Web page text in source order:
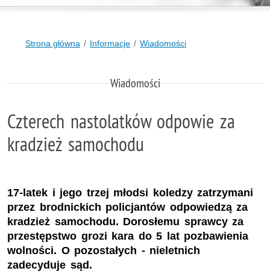
Strona główna Informacje Wiadomości
Wiadomości
Czterech nastolatków odpowie za
kradzież samochodu
17-latek i jego trzej młodsi koledzy zatrzymani
przez brodnickich policjantów odpowiedzą za
kradzież samochodu. Dorosłemu sprawcy za
przestępstwo grozi kara do 5 lat pozbawienia
wolności. O pozostałych - nieletnich
zadecyduje sąd.